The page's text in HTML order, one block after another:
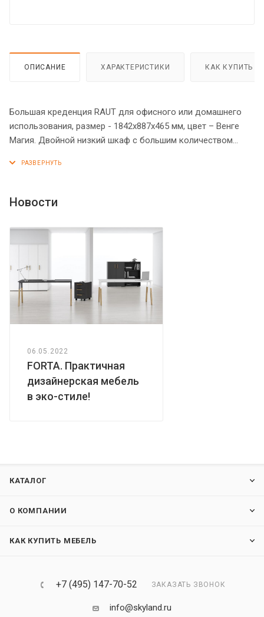
ОПИСАНИЕ ХАРАКТЕРИСТИКИ КАК КУПИТЬ
Большая креденция RAUT для офисного или домашнего
использования, размер - 1842х887х465 мм, цвет – Венге
Магия. Двойной низкий шкаф с большим количеством
цвет конструкции. На дверцах установлены стильные
ЛДСП 18 мм с рамочным профилем из МДФ 30 мм.
по высоте опоры обеспечат устойчивость на неровном
полу.
Новости
06.05.2022
FORTA. Практичная
дизайнерская мебель
в эко-стиле!
КАТАЛОГ
О КОМПАНИИ
КАК КУПИТЬ МЕБЕЛЬ
+7 (495) 147-70-52 ЗАКАЗАТЬ ЗВОНОК
info@skyland.ru